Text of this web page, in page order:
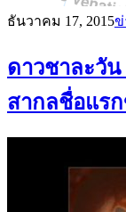
ธันวาคม 17, 2015ข่
ดาวชาละวั
สากลชื่อแร